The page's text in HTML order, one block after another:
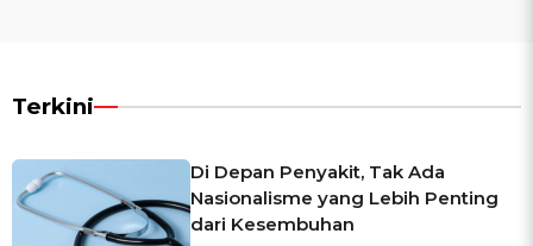
Terkini
Di Depan Penyakit, Tak Ada
Nasionalisme yang Lebih Penting
dari Kesembuhan